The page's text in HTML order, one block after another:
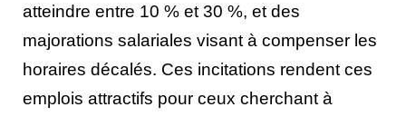
atteindre entre 10 % et 30 %, et des
majorations salariales visant à compenser les
horaires décalés. Ces incitations rendent ces
emplois attractifs pour ceux cherchant à